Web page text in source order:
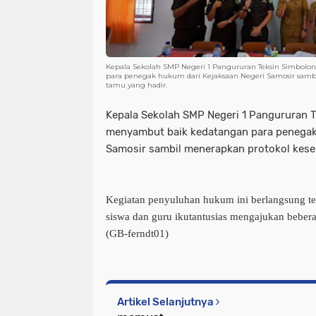
Kepala Sekolah SMP Negeri 1 Pangururan Teksin
para penegak hukum dari Kejaksaan Negeri Samosir
tamu yang hadir.
Kepala Sekolah SMP Negeri 1
menyambut baik kedatangan para
Samosir sambil menerapkan protokol
Kegiatan penyuluhan hukum ini berlangsung
siswa dan guru ikutantusias mengajukan
(GB-ferndt01)
Artikel Selanjutnya